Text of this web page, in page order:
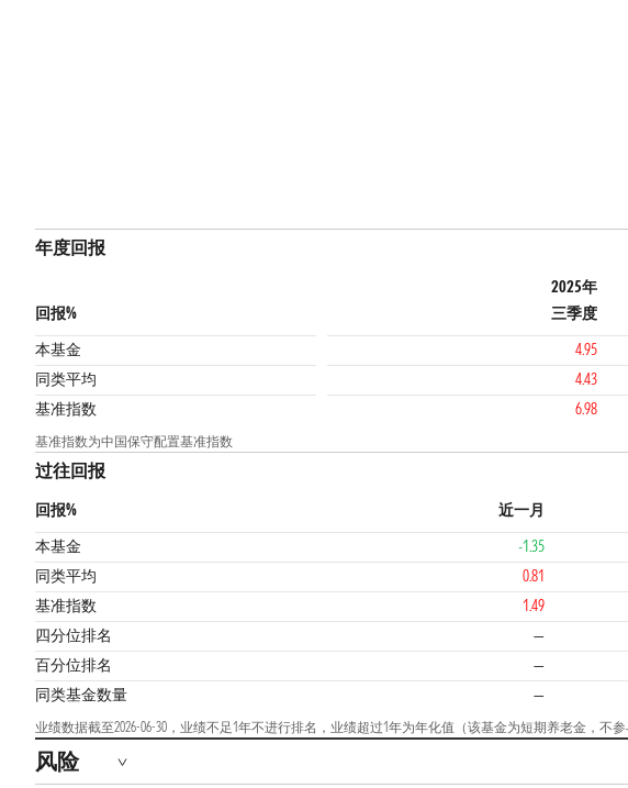
年度回报
回报%
2025年
三季度
本基金
4.95
同类平均
4.43
基准指数
6.98
基准指数为中国保守配置基准指数
过往回报
回报% 近一月
本基金
-1.35
同类平均
0.81
基准指数
1.49
四分位排名
—
百分位排名
—
同类基金数量
—
业绩数据截至2026-06-30，业绩不足1年不进行排名，业绩超过1年为年化值（该基金为短期养老金，不参
风险